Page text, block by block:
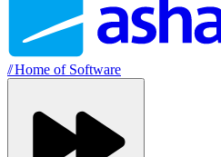
//Home of Software